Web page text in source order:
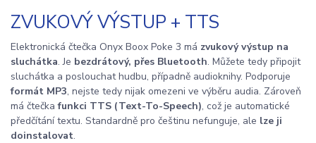
ZVUKOVÝ VÝSTUP + TTS
Elektronická čtečka Onyx Boox Poke 3 má zvukový výstup na
sluchátka. Je bezdrátový, přes Bluetooth. Můžete tedy připojit
sluchátka a poslouchat hudbu, případně audioknihy. Podporuje
formát MP3, nejste tedy nijak omezeni ve výběru audia. Zároveň
má čtečkafunkci TTS (Text-To-Speech), což je automatické
předčítání textu. Standardně pro češtinu nefunguje, ale lze ji
doinstalovat.